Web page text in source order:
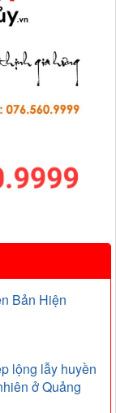
Bản Hiện
lộng lẫy huyền
ở Quảng